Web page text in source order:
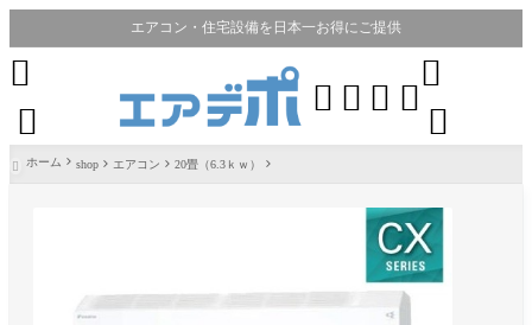
エアコン・住宅設備を日本一お得にご提供
   




 ホーム shop エアコン 20畳（6.3ｋｗ）